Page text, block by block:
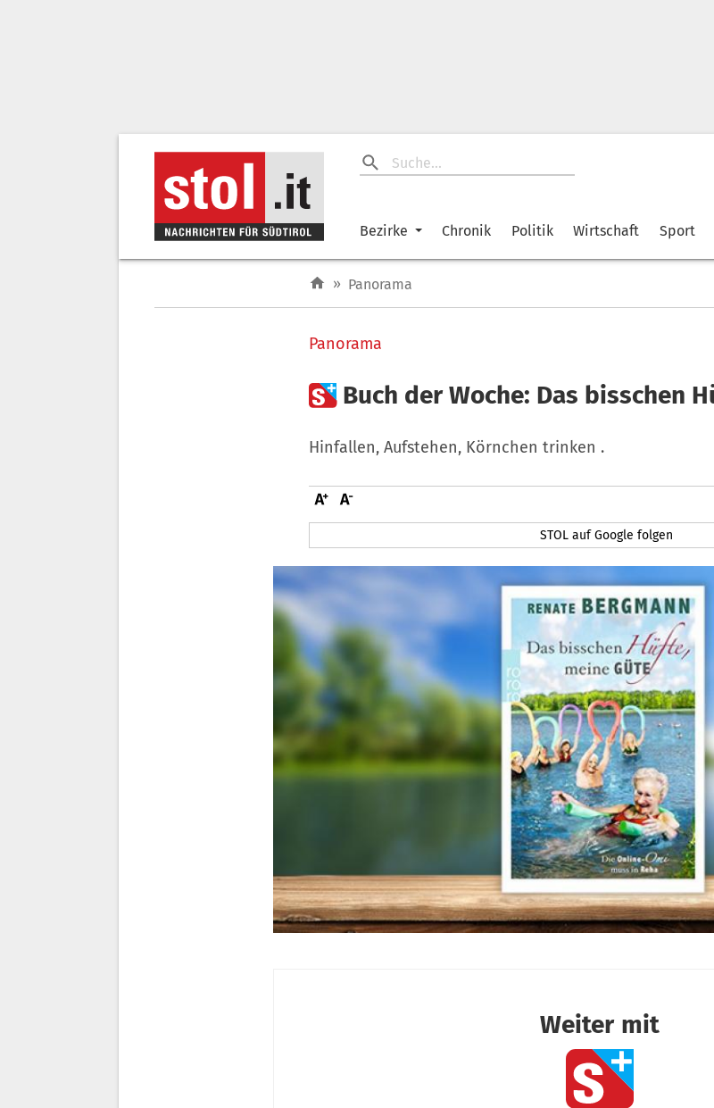
Bezirke Chronik Politik Wirtschaft Sport
» Panorama
Panorama
 Buch der Woche: Das bisschen
Hinfallen, Aufstehen, Körnchen trinken .
STOL auf Google folgen